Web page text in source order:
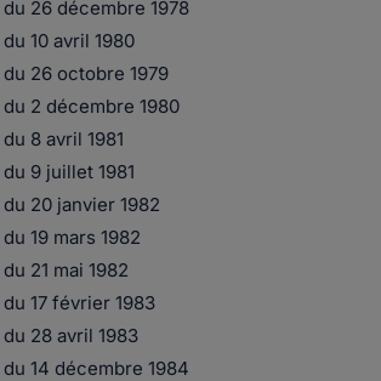
du 26 décembre 1978
du 10 avril 1980
du 26 octobre 1979
du 2 décembre 1980
du 8 avril 1981
du 9 juillet 1981
du 20 janvier 1982
du 19 mars 1982
21 mai 1982
du 17 février 1983
du 28 avril 1983
du 14 décembre 1984